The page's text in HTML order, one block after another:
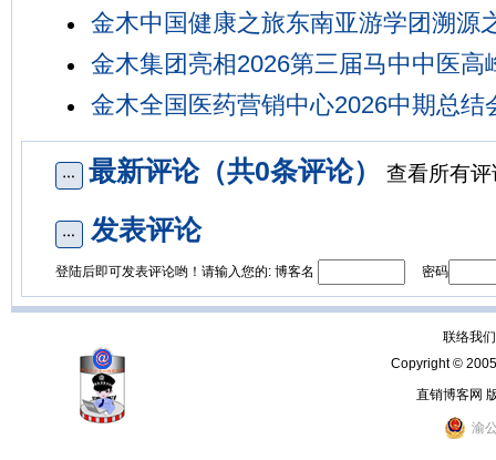
金木中国健康之旅东南亚游学团溯源
金木集团亮相2026第三届马中中医高
金木全国医药营销中心2026中期总结
最新评论（共0条评论） 查看所有
发表评论
登陆后即可发表评论哟！请输入您的: 博客名 密码
联络我
Copyright ©
直销博客网
渝